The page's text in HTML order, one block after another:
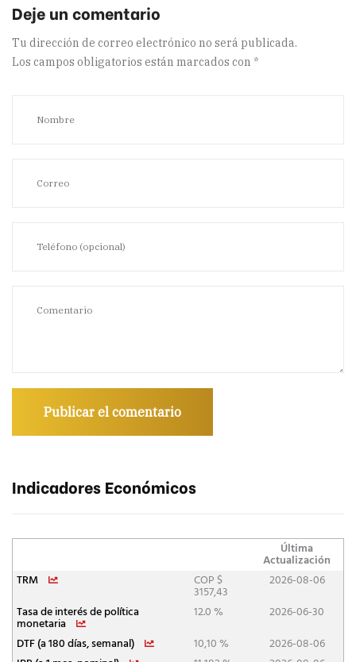
Tu dirección de correo electrónico no será publicada.
Los campos obligatorios están marcados con *
Indicadores Económicos